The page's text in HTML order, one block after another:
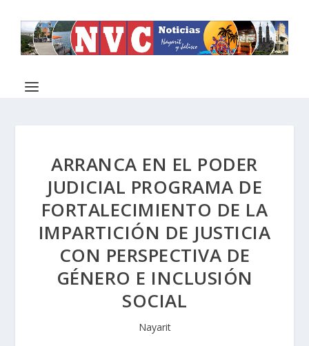
ARRANCA EN EL PODER
JUDICIAL PROGRAMA DE
FORTALECIMIENTO DE LA
IMPARTICIÓN DE JUSTICIA
CON PERSPECTIVA DE
GÉNERO E INCLUSIÓN
SOCIAL
Nayarit